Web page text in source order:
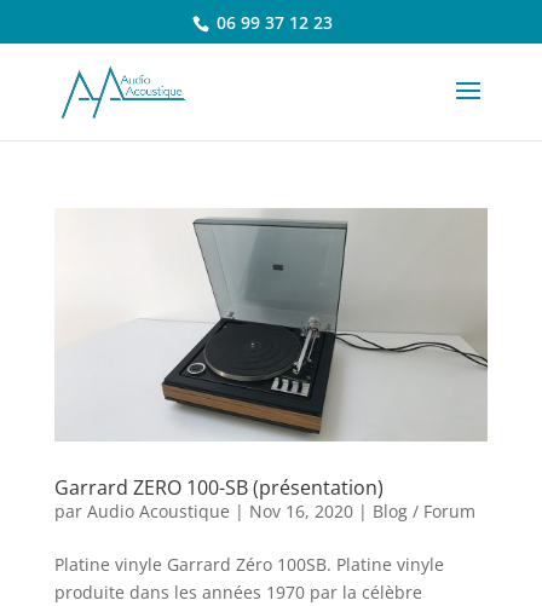
06 99 37 12 23
Garrard ZERO 100-SB (présentation)
par Audio Acoustique | Nov 16, 2020| Blog / Forum
Platine vinyle Garrard Zéro 100SB. Platine vinyle
produite dans les années 1970 par la célèbre